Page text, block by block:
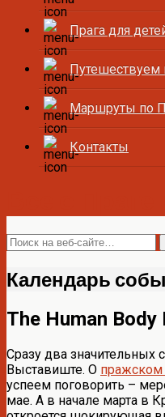
Прага для
Путешествуем
Маршруты по
Контакты
Календарь
The Human Body
Сразу два значительных
Выставиште. О пражском
успеем поговорить –
мае. А в начале марта в